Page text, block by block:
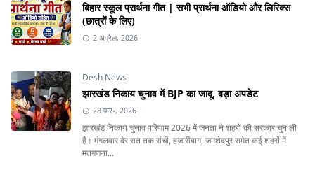
बिहार स्कूल प्रार्थना गीत | सभी प्रार्थना ऑडियो और लिरिक्स
(छात्रों के लिए)
2 अप्रैल, 2026
Desh News
झारखंड निकाय चुनाव में BJP का जादू, बड़ा अपडेट
28 फ़र॰, 2026
झारखंड निकाय चुनाव परिणाम 2026 में जनता ने शहरों की सरकार चुन ली
है। मंगलवार देर रात तक रांची, हजारीबाग, जमशेदपुर समेत कई शहरों में
मतगणना...